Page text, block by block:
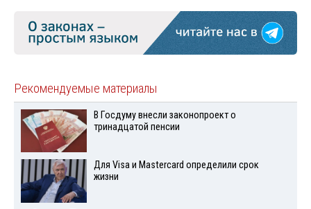
Рекомендуемые материалы
В Госдуму внесли законопроект о
тринадцатой пенсии
Для Visа и Mastercard определили срок
жизни